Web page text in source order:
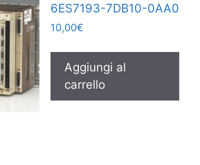
6ES7193-7DB10-0AA0
10,00€
Aggiungi al
carrello